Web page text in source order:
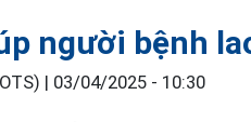
người bệnh
| 03/04/2025 - 10:30